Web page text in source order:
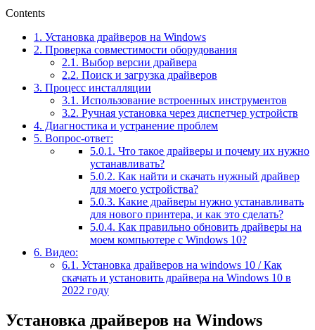
Contents
1. Установка драйверов на Windows
2. Проверка совместимости оборудования
2.1. Выбор версии драйвера
2.2. Поиск и загрузка драйверов
3. Процесс инсталляции
3.1. Использование встроенных инструментов
3.2. Ручная установка через диспетчер устройств
4. Диагностика и устранение проблем
5. Вопрос-ответ:
5.0.1. Что такое драйверы и почему их нужно
устанавливать?
5.0.2. Как найти и скачать нужный драйвер
для моего устройства?
5.0.3. Какие драйверы нужно устанавливать
для нового принтера, и как это сделать?
5.0.4. Как правильно обновить драйверы на
моем компьютере с Windows 10?
6. Видео:
6.1. Установка драйверов на windows 10 / Как
скачать и установить драйвера на Windows 10 в
2022 году
Установка драйверов на Windows